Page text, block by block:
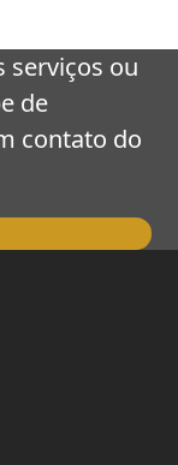
serviços ou
de
contato do